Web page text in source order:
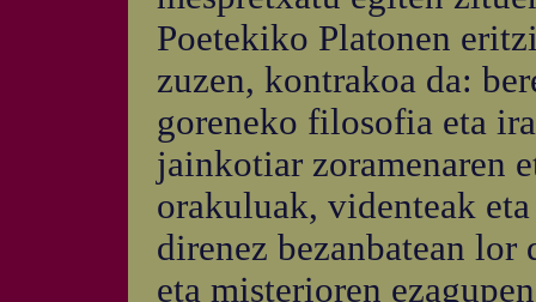
Poetekiko Platonen
zuzen, kontrakoa da:
goreneko filosofia eta
jainkotiar zoramenaren
orakuluak, videnteak
direnez bezanbatean
eta misterioren